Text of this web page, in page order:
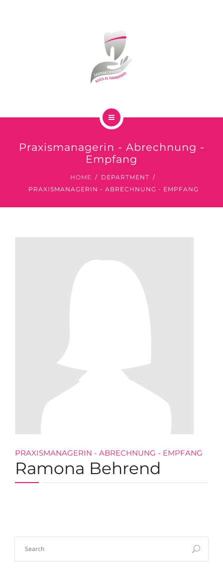
Praxismanagerin - Abrechnung -
Empfang
HOME
DEPARTMENT
PRAXISMANAGERIN - ABRECHNUNG - EMPFANG
PRAXISMANAGERIN - ABRECHNUNG - EMPFANG
Ramona Behrend